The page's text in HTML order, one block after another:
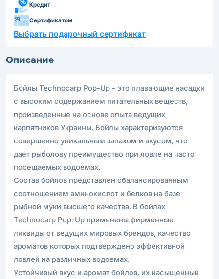
Кредит
Сертификатом
Выбрать подарочный сертификат
Описание
Бойлы Technocarp Pop-Up - это плавающие насадки
с высоким содержанием питательных веществ,
произведенные на основе опыта ведущих
карпятников Украины. Бойлы характеризуются
совершенно уникальным запахом и вкусом, что
дает рыболову преимущество при ловле на часто
посещаемых водоемах.
Состав бойлов представлен сбалансированным
соотношением аминокислот и белков на базе
рыбной муки высшего качества. В бойлах
Technocarp Pop-Up применены фирменные
ликвиды от ведущих мировых брендов, качество
ароматов которых подтверждено эффективной
ловлей на различных водоемах.
Устойчивый вкус и аромат бойлов, их насыщенный